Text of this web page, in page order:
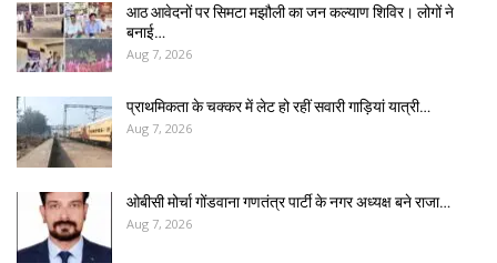
आठ आवेदनों पर सिमटा मझौली का जन कल्याण शिविर। लोगों ने
बनाई…
Aug 7, 2026
प्राथमिकता के चक्कर में लेट हो रहीं सवारी गाड़ियां यात्री…
Aug 7, 2026
ओबीसी मोर्चा गोंडवाना गणतंत्र पार्टी के नगर अध्यक्ष बने राजा…
Aug 7, 2026